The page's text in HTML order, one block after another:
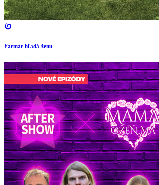
Farmár hľadá ženu